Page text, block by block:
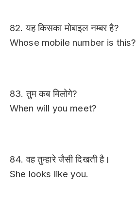
82. यह किसका मोबाइल नम्बर है?
Whose mobile number is this?
83. तुम कब मिलोगे?
When will you meet?
84. वह तुम्हारे जैसी दिखती है।
She looks like you.